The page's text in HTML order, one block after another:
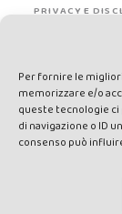
Per fornire le
memorizzare e/o
queste tecnologie
di navigazione o ID
consenso può
PRIVACY E
rights reserved
autorizzazione